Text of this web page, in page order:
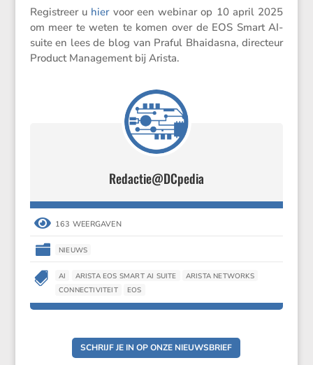
Registreer u hiervoor een webinar op 10 april 2025
om meer te weten te komen over de EOS Smart AI-
suite en lees de blog van Praful Bhaidasna, direc­teur
Product Manage­ment bij Arista.
Redactie@DCpedia
 163 WEERGAVEN
 NIEUWS
 AI ARISTA EOS SMART AI SUITE
ARISTA NETWORKS
CONNECTIVITEIT
EOS
SCHRIJF JE IN OP ONZE NIEUWSBRIEF